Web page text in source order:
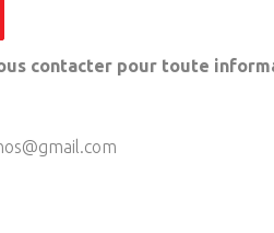
contacter pour toute